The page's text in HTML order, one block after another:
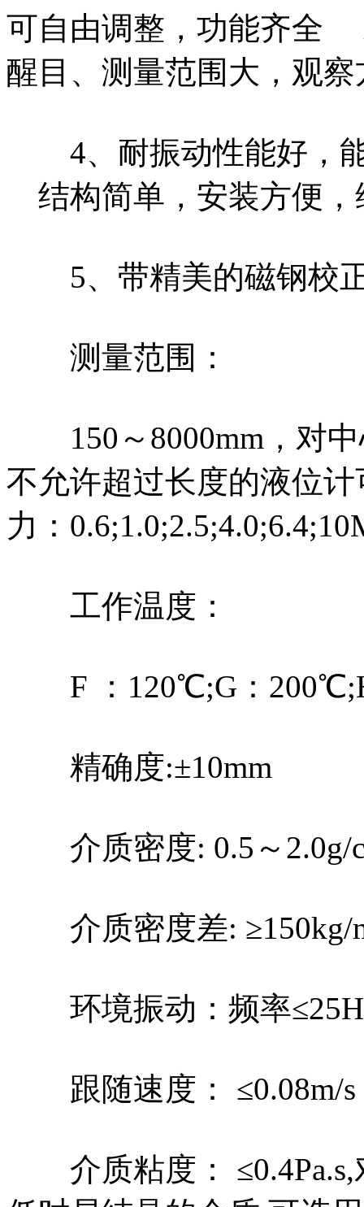
可自由调整，功能齐全
醒目、测量范围大，观
4、耐振动性能好，能
结构简单，安装方便，
5、带精美的磁钢校正
测量范围：
150～8000mm，对中
不允许超过长度的液位
力：
工作温度：
F ：120℃;G：
精确度:±10mm
介质密度: 0.5～2.0g/
介质密度差: ≥150kg/
环境振动：频率
跟随速度： ≤0.08m/s
介质粘度： ≤0.4Pa.s,